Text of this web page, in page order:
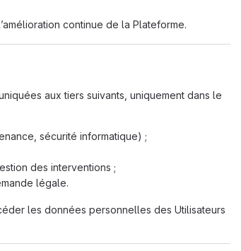
continue de la Plateforme.
aux tiers suivants, uniquement dans le
sécurité informatique) ;
des interventions ;
légale.
les données personnelles des Utilisateurs